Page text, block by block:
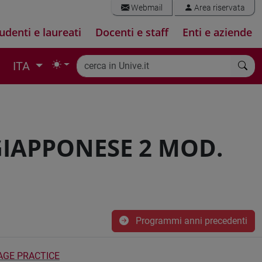
Webmail Area riservata
e laureati Docenti e staff Enti e aziende
ITA
2 MOD.
Programmi anni precedenti
PRACTICE